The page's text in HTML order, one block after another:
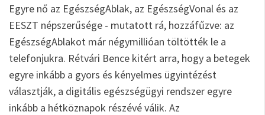
Egyre nő az EgészségAblak, az EgészségVonal és az
EESZT népszerűsége - mutatott rá, hozzáfűzve: az
EgészségAblakot már négymillióan töltötték le a
telefonjukra. Rétvári Bence kitért arra, hogy a betegek
egyre inkább a gyors és kényelmes ügyintézést
választják, a digitális egészségügyi rendszer egyre
inkább a hétköznapok részévé válik. Az